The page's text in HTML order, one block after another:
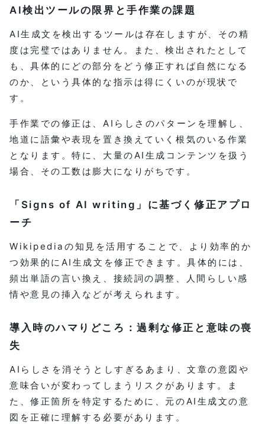
AI検出ツールの限界と手作業の課題
AI生成文を検出するツールは存在しますが、その精
度は完璧ではありません。また、検出されたとして
も、具体的にどの部分をどう修正すれば自然になる
のか、という具体的な指示は得にくいのが現状で
す。
手作業での修正は、AIらしさのパターンを理解し、
地道に語彙や表現を置き換えていく根気のいる作業
となります。特に、大量のAI生成コンテンツを扱う
場合、その工数は膨大になりがちです。
「Signs of AI writing」に基づく修正アプロ
ーチ
Wikipediaの知見を活用することで、より効率的か
つ効果的にAI生成文を修正できます。具体的には、
頻出単語の言い換え、接続詞の調整、人間らしい感
情や意見の挿入などが考えられます。
導入時のハマりどころ：過剰な修正と意味の喪
失
AIらしさを消そうとしすぎるあまり、文章の意図や
意味合いが変わってしまうリスクがあります。ま
た、修正箇所を特定するために、元のAI生成文の意
図を正確に理解する必要があります。